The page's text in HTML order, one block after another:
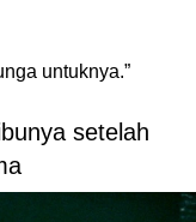
untuknya.”
setelah